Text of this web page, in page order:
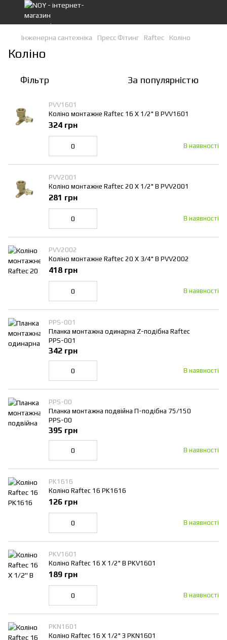
Інженерна сантехніка Пресс Фітинг Raftec Коліно
Коліно
Фільтр За популярністю
PVV1601
Коліно монтажне Raftec 16 Х 1/2" В PVV1601
В наявності
324 грн
PVV2001
Коліно монтажне Raftec 20 Х 1/2" В PVV2001
В наявності
281 грн
PVV2002
Коліно монтажне Raftec 20 Х 3/4" В PVV2002
В наявності
418 грн
PPS-001
Планка монтажна одинарна Z-подібна Raftec
PPS-001
В наявності
342 грн
PPS-00
Планка монтажна подвійна П-подібна 75/150
PPS-00
В наявності
395 грн
PK1616
Коліно Raftec 16 PK1616
В наявності
126 грн
PKV1601
Коліно Raftec 16 Х 1/2" В PKV1601
В наявності
189 грн
PKN1601
Коліно Raftec 16 Х 1/2" З PKN1601